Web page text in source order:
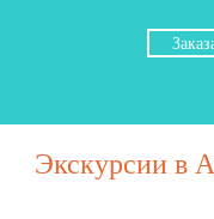
Экскурсии в